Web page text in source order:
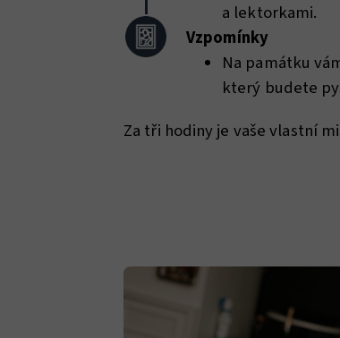
a lektorkami.
Vzpomínky
Na památku
který budete
Za tři hodiny je vaše vlastní